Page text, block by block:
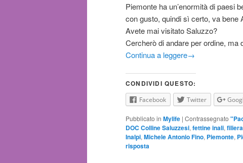
Piemonte ha un’enormità di paesi
con gusto, quindi sì certo, va bene
Avete mai visitato Saluzzo?
Cercherò di andare per ordine,
Continua a leggere→
CONDIVIDI QUESTO:
Facebook Twitter
Pubblicato in Mylife | Contrassegnato
DOC Colline Saluzzesi, fettine inali,
Inalpi, Michele Antonio Fino, Piemonte,
risposta